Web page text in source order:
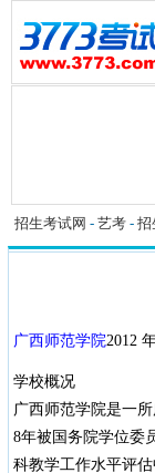
招生考试网 - 艺考 - 招
广西师范学院2012
学校概况
广西师范学院是一
8年被国务院学位委
科教学工作水平评